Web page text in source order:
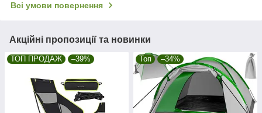
Всі умови повернення
Акційні пропозиції та новинки
ТОП ПРОДАЖ –39% Топ –34%